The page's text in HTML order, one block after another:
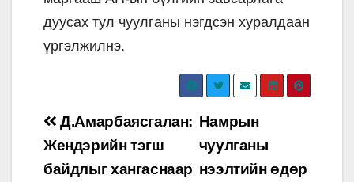
дуусах тул чуулганы нэгдсэн хуралдаан
үргэлжилнэ.
Post
navigation
Намрын
чуулганы
нээлтийн өдөр
Д.Амарбаясгалан:
Жендэрийн тэгш
байдлыг хангаснаар